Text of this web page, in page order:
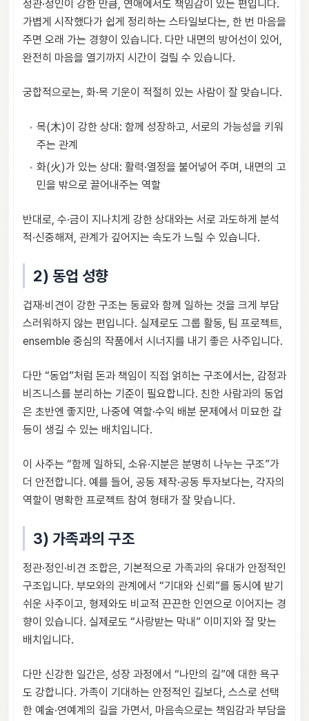
정관·정인이 강한 만큼, 연애에서도 책임감이 있는 편입니다.
가볍게 시작했다가 쉽게 정리하는 스타일보다는, 한 번 마음을
주면 오래 가는 경향이 있습니다. 다만 내면의 방어선이 있어,
완전히 마음을 열기까지 시간이 걸릴 수 있습니다.
궁합적으로는, 화·목 기운이 적절히 있는 사람이 잘 맞습니다.
목(木)이 강한 상대: 함께 성장하고, 서로의 가능성을 키워
주는 관계
화(火)가 있는 상대: 활력·열정을 불어넣어 주며, 내면의 고
민을 밖으로 끌어내주는 역할
반대로, 수·금이 지나치게 강한 상대와는 서로 과도하게 분석
적·신중해져, 관계가 깊어지는 속도가 느릴 수 있습니다.
2) 동업 성향
겁재·비견이 강한 구조는 동료와 함께 일하는 것을 크게 부담
스러워하지 않는 편입니다. 실제로도 그룹 활동, 팀 프로젝트,
ensemble 중심의 작품에서 시너지를 내기 좋은 사주입니다.
다만 “동업”처럼 돈과 책임이 직접 얽히는 구조에서는, 감정과
비즈니스를 분리하는 기준이 필요합니다. 친한 사람과의 동업
은 초반엔 좋지만, 나중에 역할·수익 배분 문제에서 미묘한 갈
등이 생길 수 있는 배치입니다.
이 사주는 “함께 일하되, 소유·지분은 분명히 나누는 구조”가
더 안전합니다. 예를 들어, 공동 제작·공동 투자보다는, 각자의
역할이 명확한 프로젝트 참여 형태가 잘 맞습니다.
3) 가족과의 구조
정관·정인·비견 조합은, 기본적으로 가족과의 유대가 안정적인
구조입니다. 부모와의 관계에서 “기대와 신뢰”를 동시에 받기
쉬운 사주이고, 형제와도 비교적 끈끈한 인연으로 이어지는 경
향이 있습니다. 실제로도 “사랑받는 막내” 이미지와 잘 맞는
배치입니다.
다만 신강한 일간은, 성장 과정에서 “나만의 길”에 대한 욕구
도 강합니다. 가족이 기대하는 안정적인 길보다, 스스로 선택
한 예술·연예계의 길을 가면서, 마음속으로는 책임감과 부담을